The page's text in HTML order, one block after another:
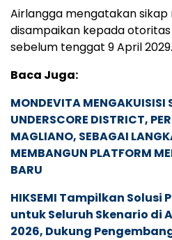
Airlangga mengatakan sikap
disampaikan kepada
sebelum tenggat 9 April 2029.
Baca Juga:
MONDEVITA MENGAKUISISI
UNDERSCORE DISTRICT,
MAGLIANO, SEBAGAI
MEMBANGUN PLATFORM
BARU
HIKSEMI Tampilkan Solusi
untuk Seluruh Skenario di
2026, Dukung